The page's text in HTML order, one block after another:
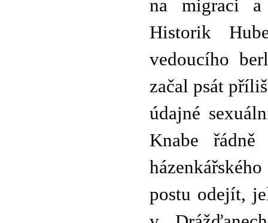
na migraci a
Historik
vedoucího
začal psát
údajné
Knabe řádně
postu odejít,